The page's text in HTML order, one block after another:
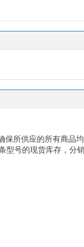
保所供应的所有商品
型号的现货库存，分